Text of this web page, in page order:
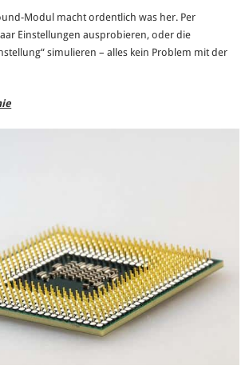
Modul macht ordentlich was her. Per
Einstellungen ausprobieren, oder die
simulieren – alles kein Problem mit der